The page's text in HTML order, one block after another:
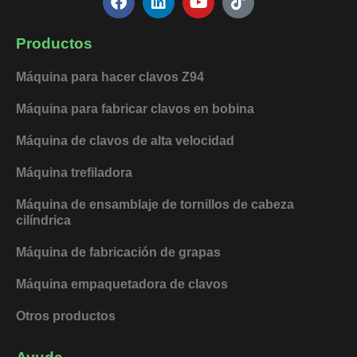
a
o
k
i
d
n
o
b
i
Productos
Máquina para hacer clavos Z94
Máquina para fabricar clavos en bobina
Máquina de clavos de alta velocidad
Máquina trefiladora
Máquina de ensamblaje de tornillos de cabeza
cilíndrica
Máquina de fabricación de grapas
Máquina empaquetadora de clavos
Otros productos